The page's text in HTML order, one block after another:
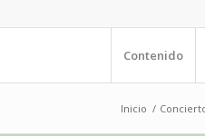
Contenido
Inicio /